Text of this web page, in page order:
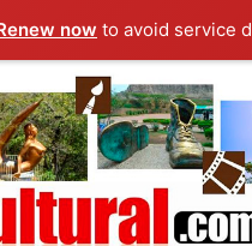
now to avoid service